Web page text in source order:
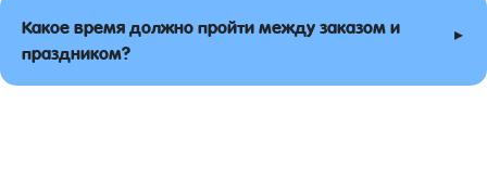
Какое время должно пройти между заказом и
праздником?
▸